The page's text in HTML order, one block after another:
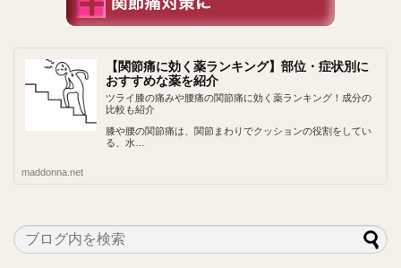
【関節痛に効く薬ランキング】部位・症状別に
おすすめな薬を紹介
ツライ膝の痛みや腰痛の関節痛に効く薬ランキング！成分の
比較も紹介
膝や腰の関節痛は、関節まわりでクッションの役割をしてい
る、水…
maddonna.net